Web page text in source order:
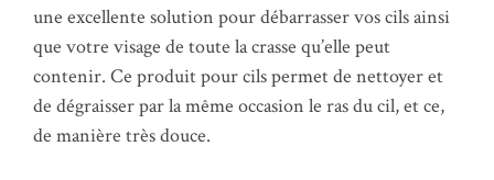
une excellente solution pour débarrasser vos cils ainsi
que votre visage de toute la crasse qu’elle peut
contenir. Ce produit pour cils permet de nettoyer et
de dégraisser par la même occasion le ras du cil, et ce,
de manière très douce.